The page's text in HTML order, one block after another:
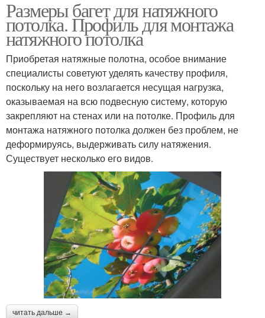
Размеры багет для натяжного
потолка. Профиль для монтажа
натяжного потолка
Приобретая натяжные полотна, особое внимание
специалисты советуют уделять качеству профиля,
поскольку на него возлагается несущая нагрузка,
оказываемая на всю подвесную систему, которую
закрепляют на стенах или на потолке. Профиль для
монтажа натяжного потолка должен без проблем, не
деформируясь, выдерживать силу натяжения.
Существует несколько его видов.
читать дальше →